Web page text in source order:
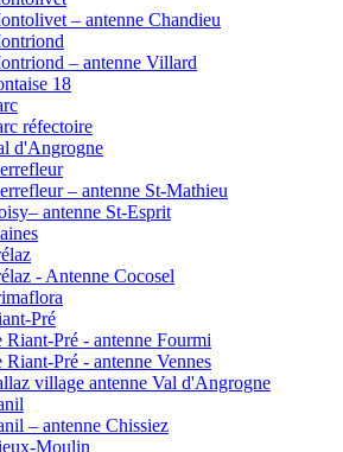
– antenne Chandieu
– antenne Villard
18
réfectoire
d'Angrogne
– antenne St-Mathieu
antenne St-Esprit
- Antenne Cocosel
Pré
Pré - antenne Fourmi
Pré - antenne Vennes
village antenne Val d'Angrogne
– antenne Chissiez
Moulin